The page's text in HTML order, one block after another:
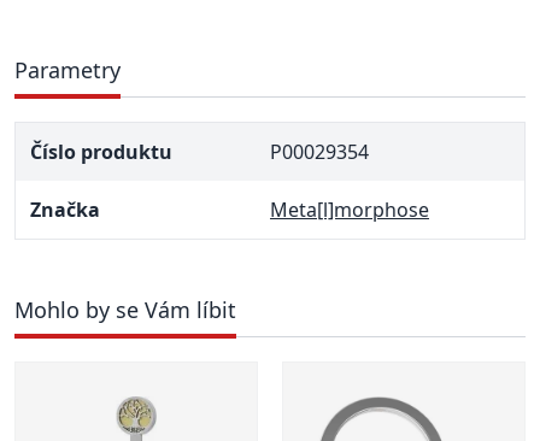
Parametry
Číslo produktu P00029354
Značka Meta[l]morphose
Mohlo by se Vám líbit